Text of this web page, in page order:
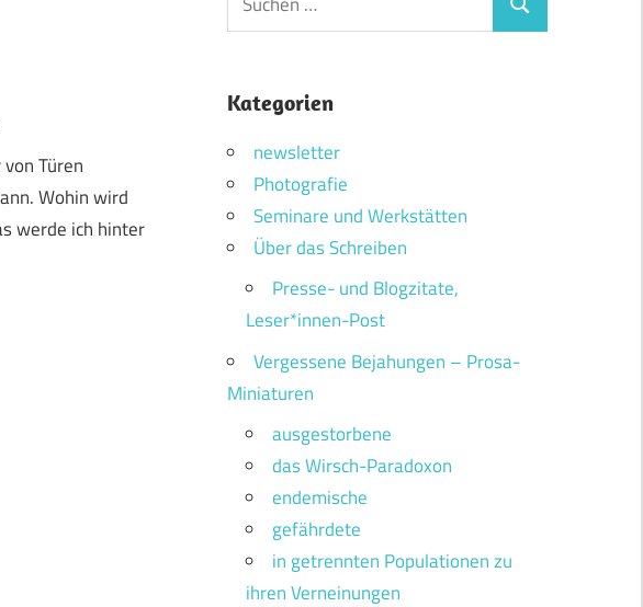
Türen
Wohin wird
werde ich hinter
nach:
Suchen
Kategorien
newsletter
Photografie
Seminare und Werkstätten
Über das Schreiben
Presse- und Blogzitate,
Leser*innen-Post
Vergessene Bejahungen – Prosa-
Miniaturen
ausgestorbene
das Wirsch-Paradoxon
endemische
gefährdete
in getrennten Populationen zu
ihren Verneinungen